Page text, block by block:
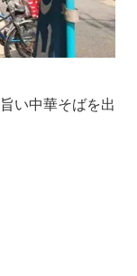
い中華そばを出